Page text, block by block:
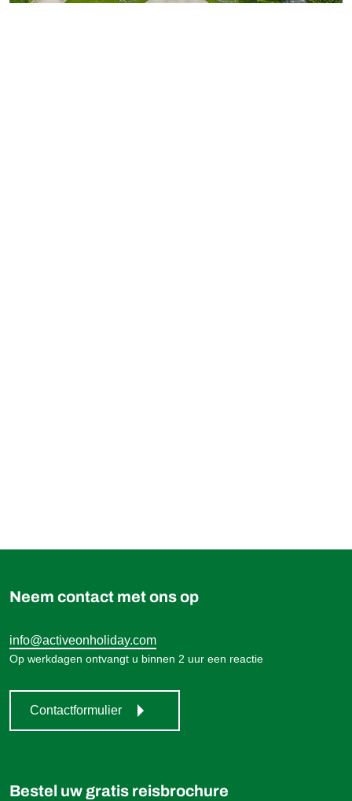
vanaf 779,00 € Boek
Neem contact met ons op
info@activeonholiday.com
Op werkdagen ontvangt u binnen 2 uur een reactie
Contactformulier
Bestel uw gratis reisbrochure